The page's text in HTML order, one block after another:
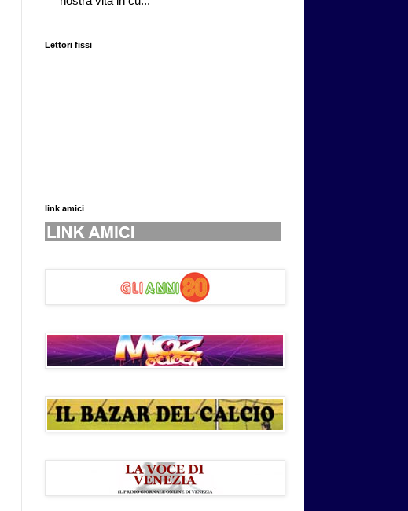
Lettori fissi
link amici